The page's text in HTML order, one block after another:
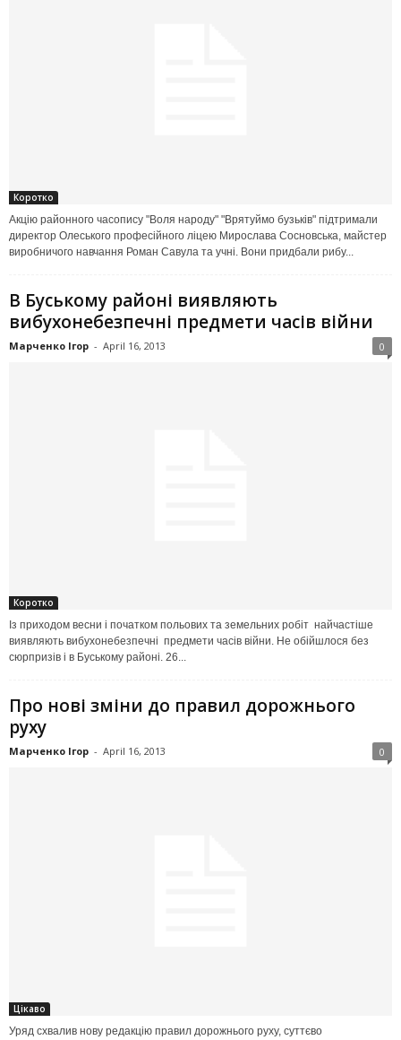
Коротко
Акцію районного часопису "Воля народу" "Врятуймо бузьків" підтримали
директор Олеського професійного ліцею Мирослава Сосновська, майстер
виробничого навчання Роман Савула та учні. Вони придбали рибу...
В Буському районі виявляють
вибухонебезпечні предмети часів війни
Марченко Ігор - April 16, 2013 0
Коротко
Із приходом весни і початком польових та земельних робіт найчастіше
виявляють вибухонебезпечні предмети часів війни. Не обійшлося без
сюрпризів і в Буському районі. 26...
Про нові зміни до правил дорожнього
руху
Марченко Ігор - April 16, 2013 0
Цікаво
Уряд схвалив нову редакцію правил дорожнього руху, суттєво